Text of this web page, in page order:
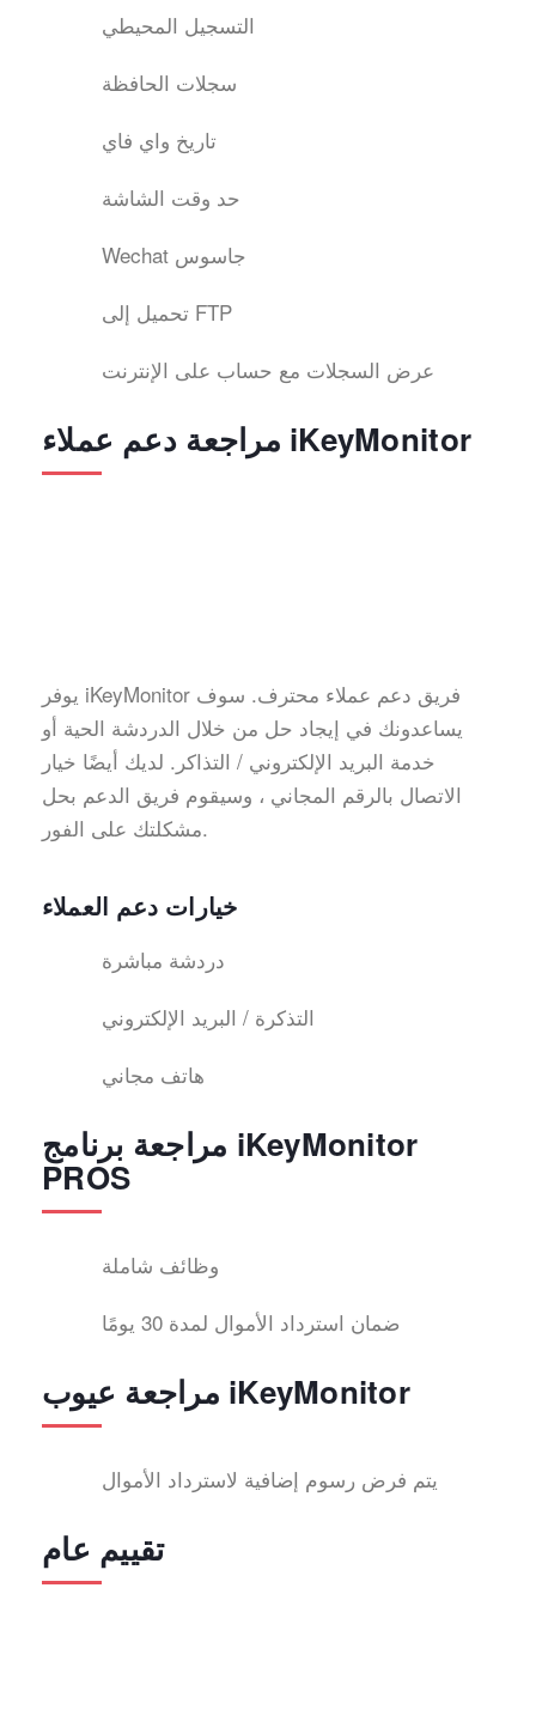
التسجيل المحيطي
سجلات الحافظة
تاريخ واي فاي
حد وقت الشاشة
Wechat جاسوس
تحميل إلى FTP
عرض السجلات مع حساب على الإنترنت
مراجعة دعم عملاء iKeyMonitor
يوفر iKeyMonitor فريق دعم عملاء محترف. سوف
يساعدونك في إيجاد حل من خلال الدردشة الحية أو
خدمة البريد الإلكتروني / التذاكر. لديك أيضًا خيار
الاتصال بالرقم المجاني ، وسيقوم فريق الدعم بحل
مشكلتك على الفور.
خيارات دعم العملاء
دردشة مباشرة
التذكرة / البريد الإلكتروني
هاتف مجاني
مراجعة برنامج iKeyMonitor
PROS
وظائف شاملة
ضمان استرداد الأموال لمدة 30 يومًا
مراجعة عيوب iKeyMonitor
يتم فرض رسوم إضافية لاسترداد الأموال
تقييم عام